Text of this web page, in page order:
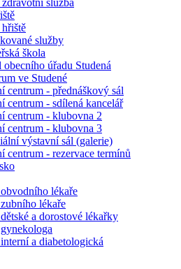
služba
služby
škola
úřadu Studená
ve Studené
centrum - přednáškový sál
centrum - sdílená kancelář
centrum - klubovna 2
centrum - klubovna 3
výstavní sál (galerie)
centrum - rezervace termínů
lékaře
lékaře
a dorostové lékařky
a diabetologická